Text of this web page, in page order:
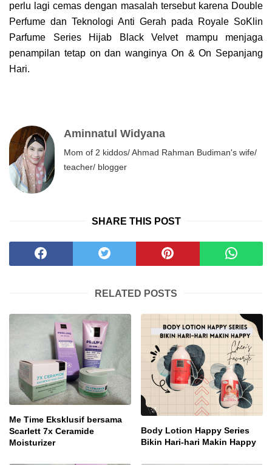
perlu lagi cemas dengan masalah tersebut karena Double
Perfume dan Teknologi Anti Gerah pada Royale SoKlin
Parfume Series Hijab Black Velvet mampu menjaga
penampilan tetap on dan wanginya On & On Sepanjang
Hari.
Aminnatul Widyana
Mom of 2 kiddos/ Ahmad Rahman Budiman's wife/
teacher/ blogger
SHARE THIS POST
RELATED POSTS
Me Time Eksklusif bersama
Scarlett 7x Ceramide
Moisturizer
Body Lotion Happy Series
Bikin Hari-hari Makin Happy